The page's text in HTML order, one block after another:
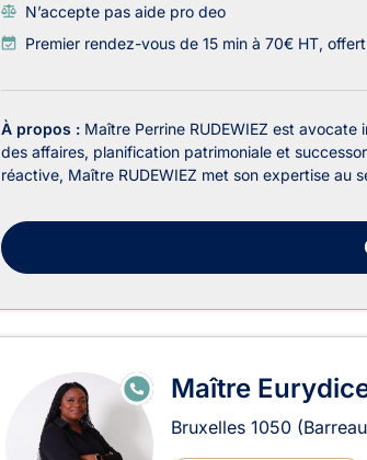
N’accepte pas aide pro deo
Premier rendez-vous de 15 min à 70€ HT,
À propos : Maître Perrine RUDEWIEZ est
des affaires, planification patrimoniale et
réactive, Maître RUDEWIEZ met son expertise au
Maître
Bruxelles 1050
E
N